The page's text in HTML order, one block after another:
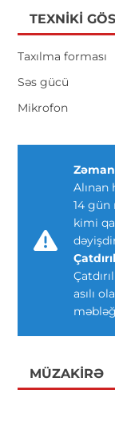
TEXNIKI
Taxılma forması
Səs gücü
Mikrofon
14
kimi
asılı
MÜZAKIRƏ